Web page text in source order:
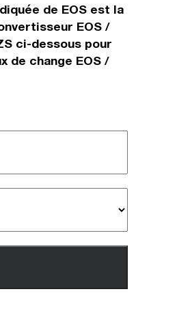
de EOS est la
EOS /
ci-dessous pour
de change EOS /